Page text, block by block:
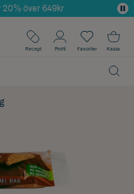
Skönhet
20% över 649kr
Recept Profil Favoriter Kassa